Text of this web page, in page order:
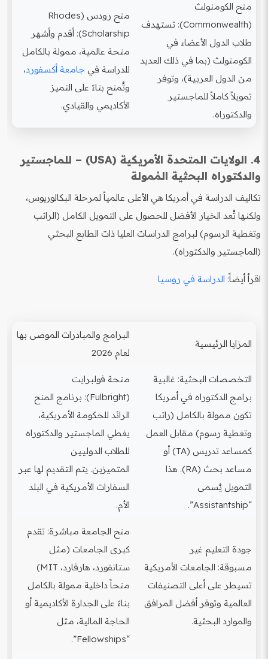
منح الكومنولث
(Commonwealth): تستهدف
طلاب الدول الأعضاء في
الكومنولث (بما في ذلك العديد
من الدول العربية)، وتوفر
تمويلاً كاملاً للماجستير
والدكتوراه.
منح رودس (Rhodes
Scholarship): أقدم وأشهر
منحة عالمية، ممولة بالكامل
للدراسة في جامعة أكسفورد،
وتُمنح بناءً على التميز
الأكاديمي والقيادي.
4. الولايات المتحدة الأمريكية (USA) – للماجستير
والدكتوراه البحثية المُمولة
تكاليف الدراسة في أمريكا هي الأعلى عالمياً لمرحلة البكالوريوس،
ولكنها تُعد الخيار الأفضل للحصول على التمويل الكامل (الراتب
وتغطية الرسوم) لبرامج الدراسات العليا ذات الطابع البحثي
(الماجستير والدكتوراه).
اقرأ أيضاً: الدراسة في روسيا
المزايا الرئيسية
البرامج والمبادرات الموصى بها
لعام 2026
التخصصات البحثية: غالبية
برامج الدكتوراه في أمريكا
تكون ممولة بالكامل (راتب
وتغطية رسوم) مقابل العمل
كمساعد تدريس (TA) أو
مساعد بحث (RA). هذا
التمويل يُسمى
“Assistantship”.
منحة فولبرايت
(Fulbright): برنامج المنح
الرائد للحكومة الأمريكية،
يغطي الماجستير والدكتوراه
للطلاب الدوليين
المتميزين. يتم التقديم لها عبر
السفارات الأمريكية في البلد
الأم.
جودة التعليم غير
مسبوقة: الجامعات الأمريكية
تسيطر على أعلى التصنيفات
العالمية وتوفر أفضل المرافق
والموارد البحثية.
منح الجامعة مباشرة: تقدم
كبرى الجامعات (مثل
ستانفورد، هارفارد، MIT)
منحاً داخلية ممولة بالكامل
بناءً على الجدارة الأكاديمية أو
الحاجة المالية، مثل
“Fellowships”.